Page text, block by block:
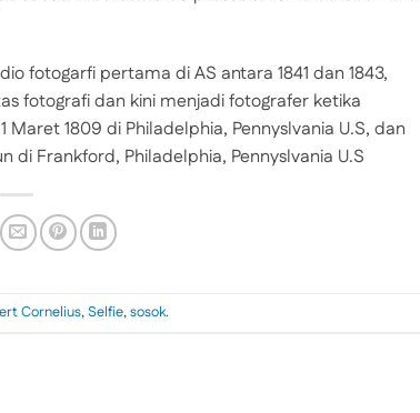
fotogarfi pertama di AS antara 1841 dan 1843,
fotografi dan kini menjadi fotografer ketika
1809 di Philadelphia, Pennyslvania U.S, dan
di Frankford, Philadelphia, Pennyslvania U.S
Cornelius,Selfie,sosok.